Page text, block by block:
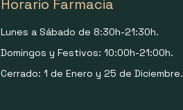
Horario Farmacia
Lunes a Sábado de 8:30h-21:30h.
Domingos y Festivos: 10:00h-21:00h.
Cerrado: 1 de Enero y 25 de Diciembre.